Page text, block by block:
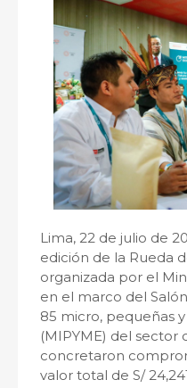
Lima, 22 de julio de
edición de la Rueda
organizada por el
en el marco del
85 micro, pequeñas
(MIPYME) del sector
concretaron
valor total de S/